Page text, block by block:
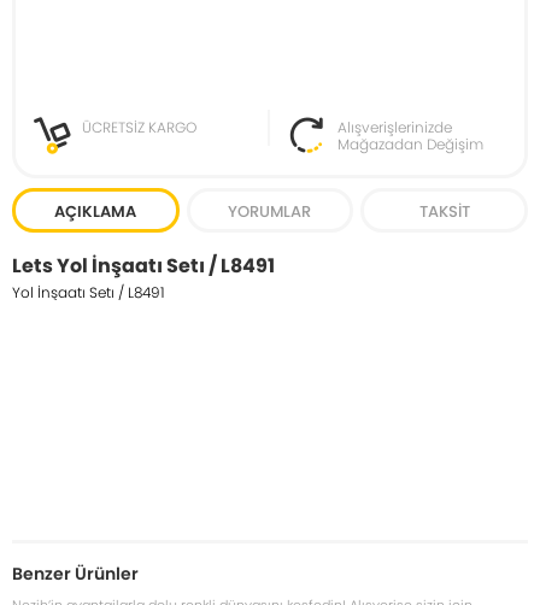
ÜCRETSİZ KARGO
Alışverişlerinizde
Mağazadan Değişim
AÇIKLAMA YORUMLAR TAKSIT
Lets Yol İnşaatı Setı / L8491
Yol İnşaatı Setı / L8491
Benzer Ürünler